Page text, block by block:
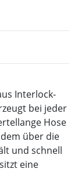
Interlock-
bei jeder
Hose
über die
und schnell
eine